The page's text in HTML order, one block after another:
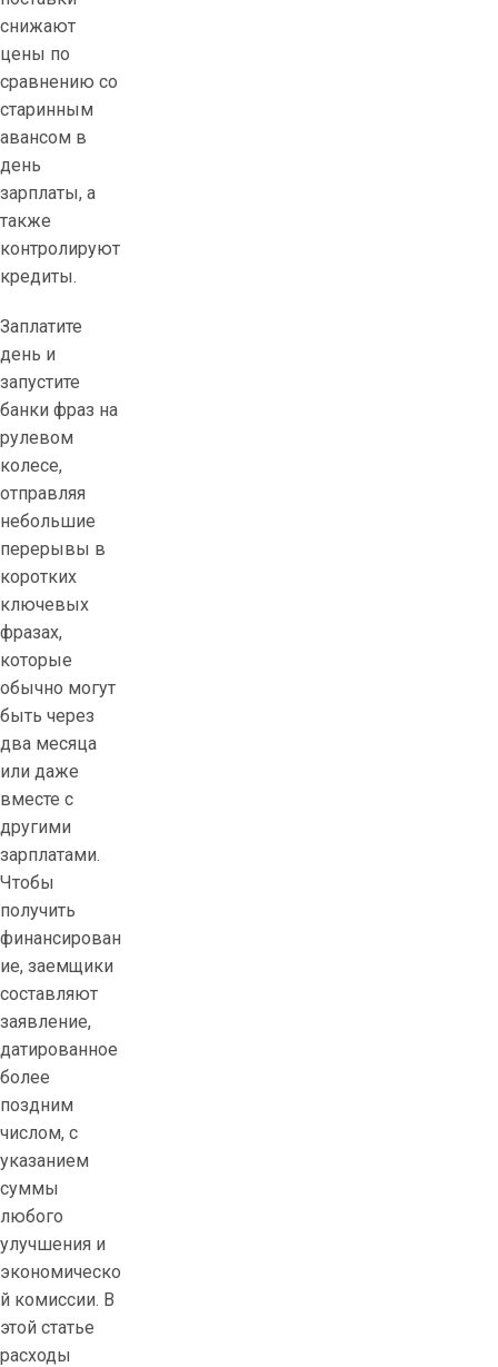
снижают
цены по
сравнению со
старинным
авансом в
день
зарплаты, а
также
контролируют
кредиты.
Заплатите
день и
запустите
банки фраз на
рулевом
колесе,
отправляя
небольшие
перерывы в
коротких
ключевых
фразах,
которые
обычно могут
быть через
два месяца
или даже
вместе с
другими
зарплатами.
Чтобы
получить
финансирован
ие, заемщики
составляют
заявление,
датированное
более
поздним
числом, с
указанием
суммы
любого
улучшения и
экономическо
й комиссии. В
этой статье
расходы